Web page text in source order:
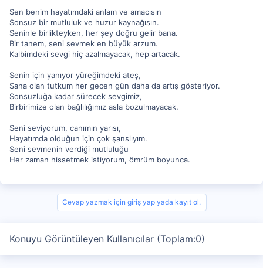
Sen benim hayatımdaki anlam ve amacısın
Sonsuz bir mutluluk ve huzur kaynağısın.
Seninle birlikteyken, her şey doğru gelir bana.
Bir tanem, seni sevmek en büyük arzum.
Kalbimdeki sevgi hiç azalmayacak, hep artacak.
Senin için yanıyor yüreğimdeki ateş,
Sana olan tutkum her geçen gün daha da artış gösteriyor.
Sonsuzluğa kadar sürecek sevgimiz,
Birbirimize olan bağlılığımız asla bozulmayacak.
Seni seviyorum, canımın yarısı,
Hayatımda olduğun için çok şanslıyım.
Seni sevmenin verdiği mutluluğu
Her zaman hissetmek istiyorum, ömrüm boyunca.
Cevap yazmak için giriş yap yada kayıt ol.
Konuyu Görüntüleyen Kullanıcılar (Toplam:0)